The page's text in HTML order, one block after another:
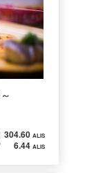
304.60 ALIS
6.44 ALIS